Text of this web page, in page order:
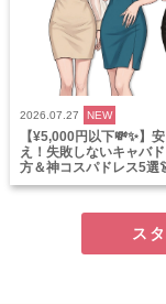
2026.07.27 NEW
【¥5,000円以下💸✨】
え！失敗しないキャバ
方＆神コスパドレス5選
ス